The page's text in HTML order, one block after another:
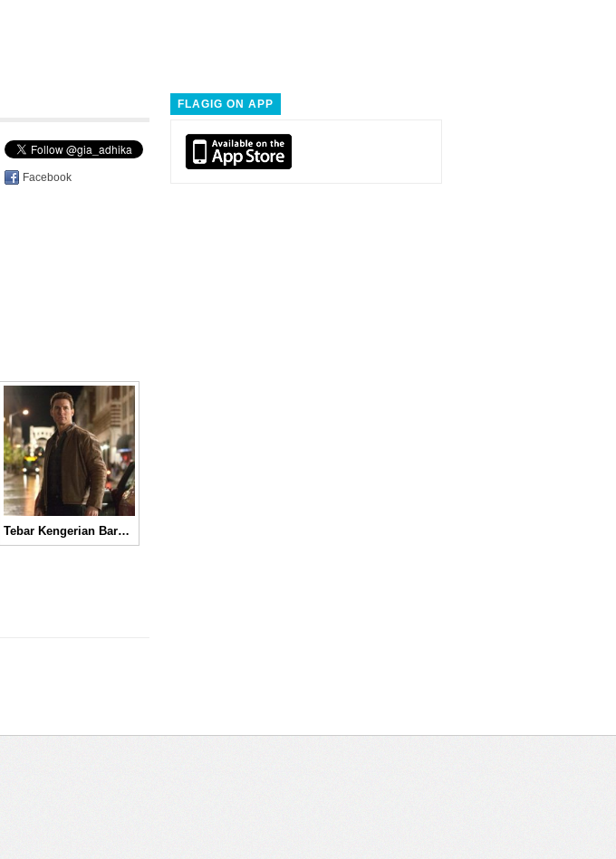
Facebook
Tebar Kengerian Baru, Tom Cruise Dikeroyok Gerombolan Tikus di Trailer “The Mummy” │ Movie Trailer
FLAGIG ON APP